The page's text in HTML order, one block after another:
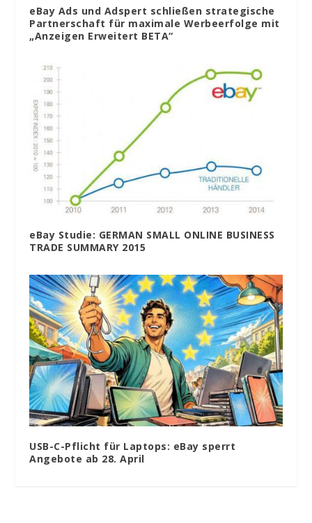
eBay Ads und Adspert schließen strategische
Partnerschaft für maximale Werbeerfolge mit
„Anzeigen Erweitert BETA“
eBay Studie: GERMAN SMALL ONLINE BUSINESS
TRADE SUMMARY 2015
USB-C-Pflicht für Laptops: eBay sperrt
Angebote ab 28. April